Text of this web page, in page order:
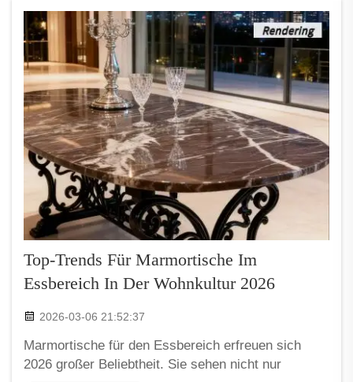
Eines der besten Dinge, um...
Top-Trends Für Marmortische Im
Essbereich In Der Wohnkultur 2026
2026-03-06 21:52:37
Marmortische für den Essbereich erfreuen sich
2026 großer Beliebtheit. Sie sehen nicht nur